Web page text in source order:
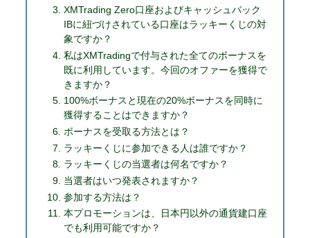
XMTrading Zero口座およびキャッシュバック
IBに紐づけされている口座はラッキーくじの対
象ですか？
私はXMTradingで付与された全てのボーナスを
既に利用しています。今回のオファーを獲得で
きますか？
100%ボーナスと現在の20%ボーナスを同時に
獲得することはできますか？
ボーナスを受取る方法とは？
ラッキーくじに参加できる人は誰ですか？
ラッキーくじの当選者は何名ですか？
当選者はいつ発表されますか？
参加する方法は？
本プロモーションは、日本円以外の通貨建口座
でも利用可能ですか？